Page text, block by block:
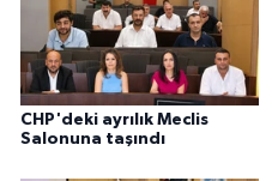
CHP'deki ayrılık Meclis
Salonuna taşındı